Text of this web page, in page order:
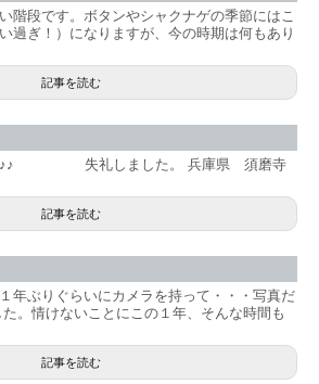
階段です。ボタンやシャクナゲの季節にはこ
過ぎ！）になりますが、今の時期は何もあり
記事を読む
～♪♪ 失礼しました。 兵庫県 須磨寺
記事を読む
年ぶりぐらいにカメラを持って・・・写真だ
。情けないことにこの１年、そんな時間も
記事を読む